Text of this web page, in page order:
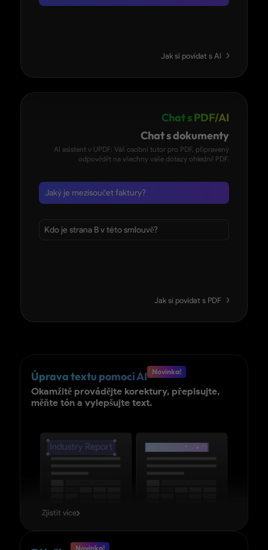
Jak si povídat s AI
Chat s PDF/AI
Chat s dokumenty
AI asistent v UPDF: Váš osobní tutor pro PDF, připravený
odpovědět na všechny vaše dotazy ohledně PDF.
Jaký je mezisoučet faktury?
Kdo je strana B v této smlouvě?
Jak si povídat s PDF
Úprava textu pomocí AI Novinka!
Okamžitě provádějte korektury, přepisujte,
měňte tón a vylepšujte text.
Zjistit více
Novinka!